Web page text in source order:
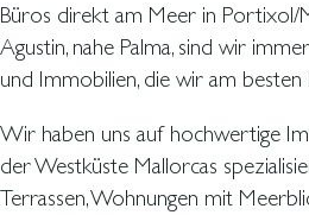
Büros direkt am Meer in Portixol/
Agustin, nahe Palma, sind wir
und Immobilien, die wir am besten
Wir haben uns auf hochwertige
der Westküste Mallorcas
Terrassen, Wohnungen mit